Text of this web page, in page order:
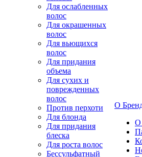
Для ослабленных
волос
Для окрашенных
волос
Для вьющихся
волос
Для придания
объема
Для сухих и
поврежденных
волос
Против перхоти
Для блонда
Для придания
блеска
Для роста волос
Бессульфатный
О
О